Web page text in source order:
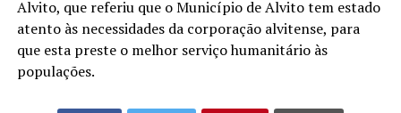
Alvito, que referiu que o Município de Alvito tem estado
atento às necessidades da corporação alvitense, para
que esta preste o melhor serviço humanitário às
populações.